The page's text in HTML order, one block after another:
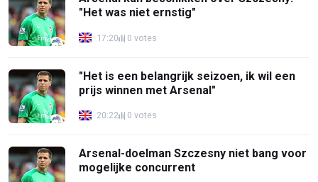
"Het was niet ernstig"
17:20 0 votes
"Het is een belangrijk seizoen, ik wil een
prijs winnen met Arsenal"
20:22 0 votes
Arsenal-doelman Szczesny niet bang voor
mogelijke concurrent